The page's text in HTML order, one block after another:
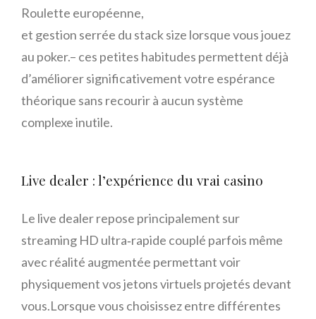
Roulette européenne,
et gestion serrée du stack size lorsque vous jouez
au poker.– ces petites habitudes permettent déjà​
d’améliorer significativement votre espérance
théorique sans recourir à aucun système
complexe inutile.​
Live dealer : l’expérience du vrai casino
Le live dealer repose principalement sur
streaming HD ultra‑rapide couplé parfois même
avec réalité augmentée permettant voir
physiquement vos jetons virtuels projetés devant
vous.Lorsque vous choisissez entre différentes